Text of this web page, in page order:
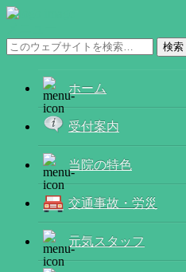
ホーム
受付案内
当院の特色
交通事故・労災
元気スタッフ